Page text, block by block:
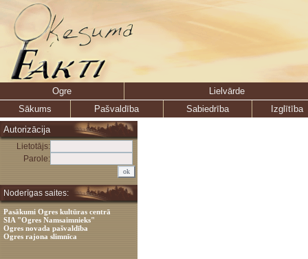
Ogre
Lielvārde
Sākums
Pašvaldība Sabiedrība
Izglītība
Autorizācija
Lietotājs:
Parole:
Noderīgas saites:
Pasākumi Ogres kultūras centrā
SIA "Ogres Namsaimnieks"
Ogres novada pašvaldība
Ogres rajona slimnīca